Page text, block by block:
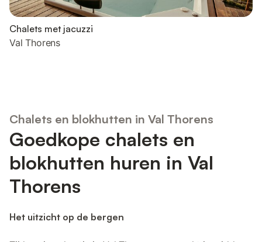
Chalets met jacuzzi
Val Thorens
Chalets en blokhutten in Val Thorens
Goedkope chalets en
blokhutten huren in Val
Thorens
Het uitzicht op de bergen